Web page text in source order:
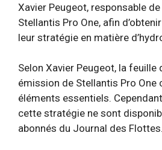
Xavier Peugeot, responsable
Stellantis Pro One, afin
leur stratégie en matière
Selon Xavier Peugeot, la feuille
émission de Stellantis Pro One
éléments essentiels.
cette stratégie ne sont
abonnés du Journal des Flottes.